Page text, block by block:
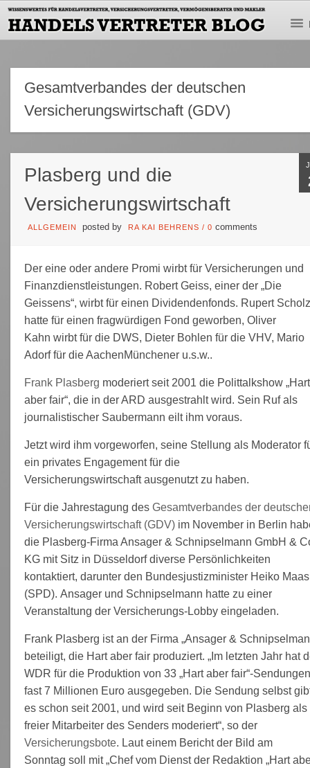
Gesamtverbandes der deutschen
Versicherungswirtschaft (GDV)
Plasberg und die
Versicherungswirtschaft
ALLGEMEIN posted by RA KAI BEHRENS / 0 comments
Der eine oder andere Promi wirbt für Versicherungen und
Finanzdienstleistungen. Robert Geiss, einer der „Die
Geissens“, wirbt für ­einen Dividendenfonds. Rupert Scholz
hatte für einen fragwürdigen Fond geworben, Oliver
Kahn wirbt für die DWS, Dieter Bohlen für die VHV, Mario
Adorf für die AachenMünchener u.s.w..
Frank Plasberg moderiert seit 2001 die Polittalkshow „Hart
aber fair“, die in der ARD ausgestrahlt wird. Sein Ruf als
journalistischer Saubermann eilt ihm voraus.
Jetzt wird ihm vorgeworfen, seine Stellung als Moderator
ein privates Engagement für die
Versicherungswirtschaft ausgenutzt zu haben.
Für die Jahrestagung des Gesamtverbandes der
Versicherungswirtschaft (GDV)im November in Berlin
die Plasberg-Firma Ansager & Schnipselmann GmbH &
KG mit Sitz in Düsseldorf diverse Persönlichkeiten
kontaktiert, darunter den Bundesjustizminister Heiko Maas
(SPD). Ansager und Schnipselmann hatte zu einer
Veranstaltung der Versicherungs-Lobby eingeladen.
Frank Plasberg ist an der Firma „Ansager &
beteiligt, die Hart aber fair produziert. „Im letzten Jahr hat
WDR für die Produktion von 33 „Hart aber fair“-Sendungen
fast 7 Millionen Euro ausgegeben. Die Sendung selbst
es schon seit 2001, und wird seit Beginn von Plasberg als
freier Mitarbeiter des Senders moderiert“, so der
Versicherungsbote. Laut einem Bericht der Bild am
Sonntag soll mit „Chef vom Dienst der Redaktion „Hart